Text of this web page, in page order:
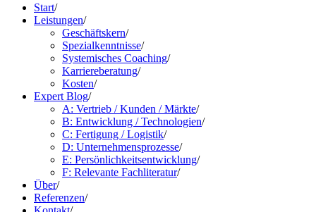
Start/
Leistungen/
Geschäftskern/
Spezialkenntnisse/
Systemisches Coaching/
Karriereberatung/
Kosten/
Expert Blog/
A: Vertrieb / Kunden / Märkte/
B: Entwicklung / Technologien/
C: Fertigung / Logistik/
D: Unternehmensprozesse/
E: Persönlichkeitsentwicklung/
F: Relevante Fachliteratur/
Über/
Referenzen/